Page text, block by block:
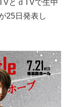
とｄTVで生中
25日発表し